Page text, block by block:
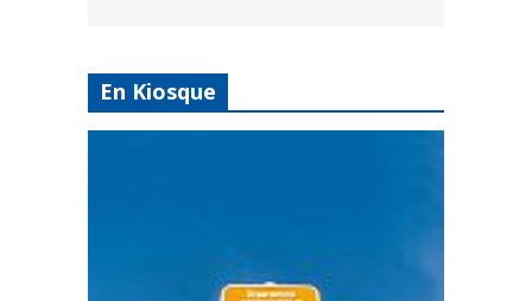
En Kiosque